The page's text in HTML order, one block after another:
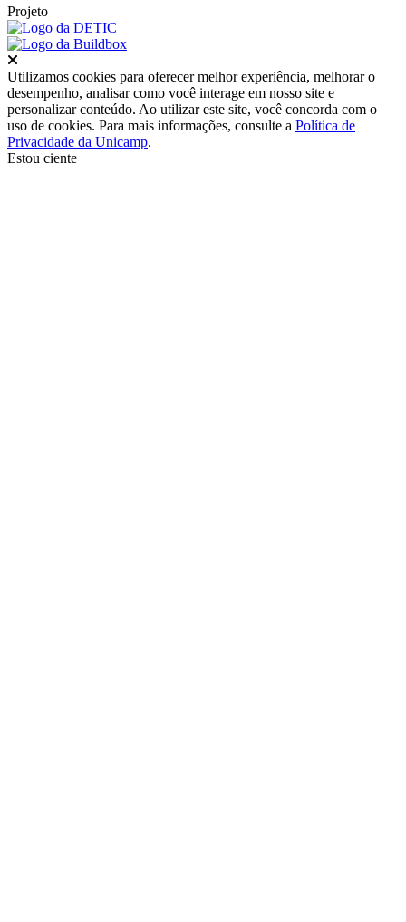
Projeto
Utilizamos cookies para oferecer melhor experiência, melhorar o
desempenho, analisar como você interage em nosso site e
personalizar conteúdo. Ao utilizar este site, você concorda com o
uso de cookies. Para mais informações, consulte a Política de
Privacidade da Unicamp.
Estou ciente